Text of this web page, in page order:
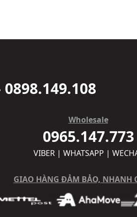
Wholesale
0965.147.773
VIBER | WHATSAPP |
GIAO HÀNG ĐẢM BẢO, NHANH